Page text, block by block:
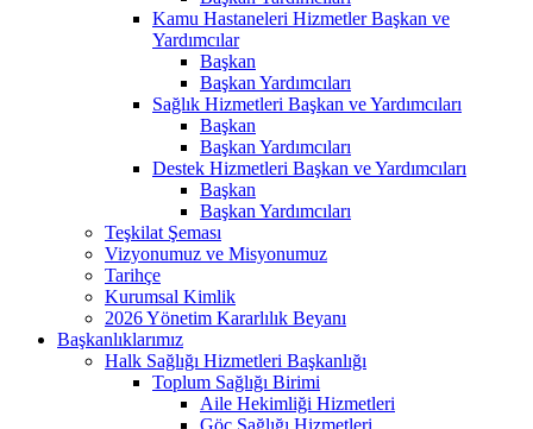
Kamu Hastaneleri Hizmetler Başkan ve
Yardımcılar
Başkan
Başkan Yardımcıları
Sağlık Hizmetleri Başkan ve Yardımcıları
Başkan
Başkan Yardımcıları
Destek Hizmetleri Başkan ve Yardımcıları
Başkan
Başkan Yardımcıları
Teşkilat Şeması
Vizyonumuz ve Misyonumuz
Tarihçe
Kurumsal Kimlik
2026 Yönetim Kararlılık Beyanı
Başkanlıklarımız
Halk Sağlığı Hizmetleri Başkanlığı
Toplum Sağlığı Birimi
Aile Hekimliği Hizmetleri
Göç Sağlığı Hizmetleri